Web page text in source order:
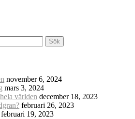
november 6, 2024
mars 3, 2024
världen december 18, 2023
februari 26, 2023
februari 19, 2023